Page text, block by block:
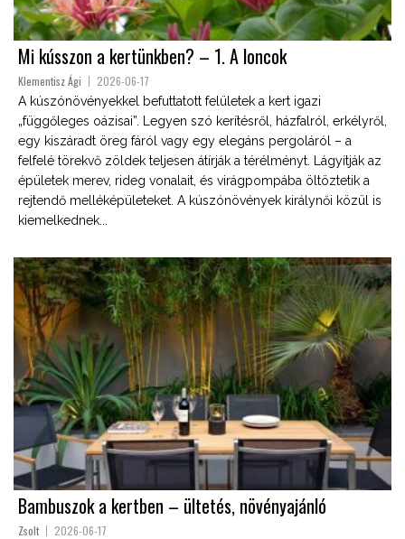
Mi kússzon a kertünkben? – 1. A loncok
Klementisz Ági 2026-06-17
A kúszónövényekkel befuttatott felületek a kert igazi
„függőleges oázisai”. Legyen szó kerítésről, házfalról, erkélyről,
egy kiszáradt öreg fáról vagy egy elegáns pergoláról – a
felfelé törekvő zöldek teljesen átírják a térélményt. Lágyítják az
épületek merev, rideg vonalait, és virágpompába öltöztetik a
rejtendő melléképületeket. A kúszónövények királynői közül is
kiemelkednek...
Bambuszok a kertben – ültetés, növényajánló
Zsolt 2026-06-17